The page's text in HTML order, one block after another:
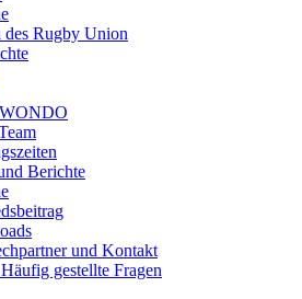
des Rugby Union
Berichte
und Kontakt
gestellte Fragen